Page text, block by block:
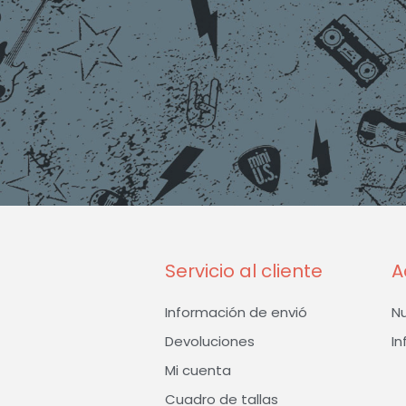
Servicio al cliente
Información de envió
Devoluciones
Mi cuenta
Cuadro de tallas